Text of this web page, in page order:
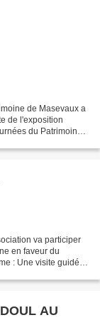
de Masevaux a
de l'exposition
du Patrimoine
va participer
en faveur du
: Une visite guidée
AU